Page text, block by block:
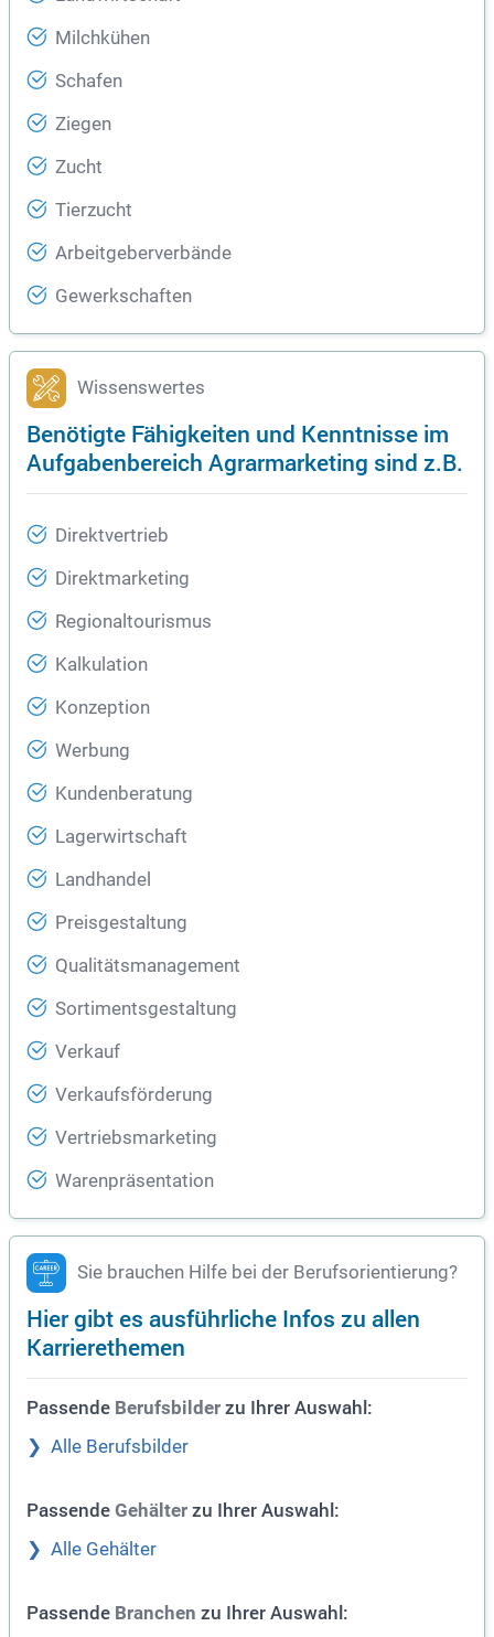
Milchkühen
Schafen
Ziegen
Zucht
Tierzucht
Arbeitgeberverbände
Gewerkschaften
Wissenswertes
Benötigte Fähigkeiten und Kenntnisse im
Aufgabenbereich Agrarmarketing sind z.B.
Direktvertrieb
Direktmarketing
Regionaltourismus
Kalkulation
Konzeption
Werbung
Kundenberatung
Lagerwirtschaft
Landhandel
Preisgestaltung
Qualitätsmanagement
Sortimentsgestaltung
Verkauf
Verkaufsförderung
Vertriebsmarketing
Warenpräsentation
Sie brauchen Hilfe bei der Berufsorientierung?
Hier gibt es ausführliche Infos zu allen
Karrierethemen
Passende Berufsbilder zu Ihrer Auswahl:
Alle Berufsbilder
Passende Gehälter zu Ihrer Auswahl:
Alle Gehälter
Passende Branchen zu Ihrer Auswahl: